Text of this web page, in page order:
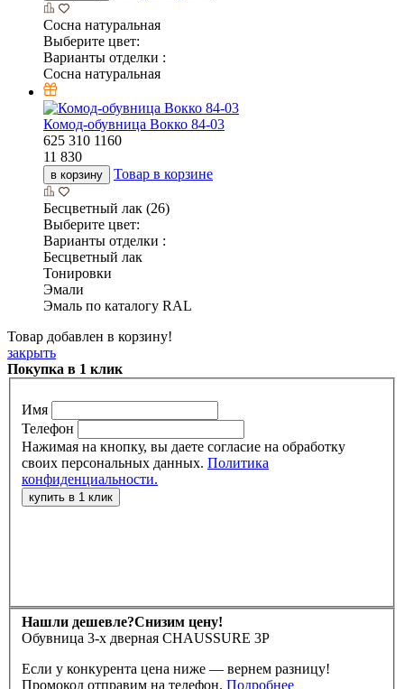
Сосна натуральная
Выберите цвет:
Варианты отделки :
Сосна натуральная
Комод-обувница Вокко 84-03
625 310 1160
11 830
в корзину Товар в корзине
Бесцветный лак (26)
Выберите цвет:
Варианты отделки :
Бесцветный лак
Тонировки
Эмали
Эмаль по каталогу RAL
Товар добавлен в корзину!
закрыть
Покупка в 1 клик
Имя
Телефон
Нажимая на кнопку, вы даете согласие на обработку
своих персональных данных. Политика
конфиденциальности.
Нашли дешевле?Снизим цену!
Обувница 3-х дверная CHAUSSURE 3P
Если у конкурента цена ниже — вернем разницу!
Промокод отправим на телефон. Подробнее